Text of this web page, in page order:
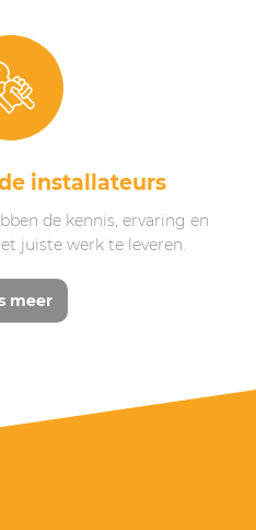
installateurs
de kennis, ervaring en
juiste werk te leveren.
meer